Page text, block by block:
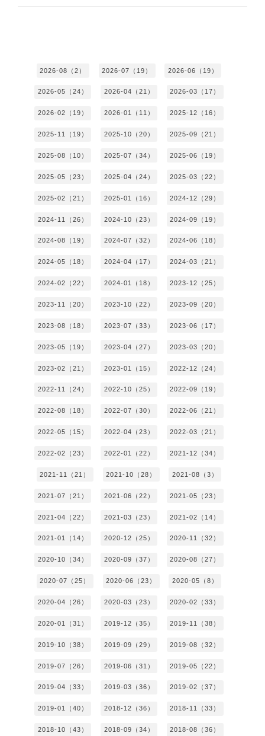
2026-08（2） 2026-07（19） 2026-06（19）
2026-05（24） 2026-04（21） 2026-03（17）
2026-02（19） 2026-01（11） 2025-12（16）
2025-11（19） 2025-10（20） 2025-09（21）
2025-08（10） 2025-07（34） 2025-06（19）
2025-05（23） 2025-04（24） 2025-03（22）
2025-02（21） 2025-01（16） 2024-12（29）
2024-11（26） 2024-10（23） 2024-09（19）
2024-08（19） 2024-07（32） 2024-06（18）
2024-05（18） 2024-04（17） 2024-03（21）
2024-02（22） 2024-01（18） 2023-12（25）
2023-11（20） 2023-10（22） 2023-09（20）
2023-08（18） 2023-07（33） 2023-06（17）
2023-05（19） 2023-04（27） 2023-03（20）
2023-02（21） 2023-01（15） 2022-12（24）
2022-11（24） 2022-10（25） 2022-09（19）
2022-08（18） 2022-07（30） 2022-06（21）
2022-05（15） 2022-04（23） 2022-03（21）
2022-02（23） 2022-01（22） 2021-12（34）
2021-11（21） 2021-10（28） 2021-08（3）
2021-07（21） 2021-06（22） 2021-05（23）
2021-04（22） 2021-03（23） 2021-02（14）
2021-01（14） 2020-12（25） 2020-11（32）
2020-10（34） 2020-09（37） 2020-08（27）
2020-07（25） 2020-06（23） 2020-05（8）
2020-04（26） 2020-03（23） 2020-02（33）
2020-01（31） 2019-12（35） 2019-11（38）
2019-10（38） 2019-09（29） 2019-08（32）
2019-07（26） 2019-06（31） 2019-05（22）
2019-04（33） 2019-03（36） 2019-02（37）
2019-01（40） 2018-12（36） 2018-11（33）
2018-10（43） 2018-09（34） 2018-08（36）